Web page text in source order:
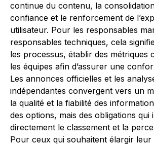
continue du contenu, la
confiance et le renforcement de
utilisateur. Pour les responsables
responsables techniques, cela
les processus, établir des métriques
les équipes afin d’assurer une
Les annonces officielles et les
indépendantes convergent vers un
la qualité et la fiabilité des
des options, mais des obligations qui
directement le classement et la
Pour ceux qui souhaitent élargir